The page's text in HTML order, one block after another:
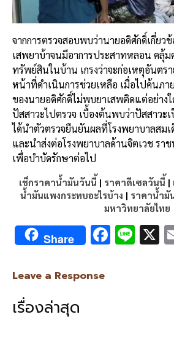
จากการตรวจสอบพบว่านายอดิศักดิ์เกี่ยว
เสพยาบ้าจนมีอาการประสาทหลอน คลุ้ม
ทรัพย์สินในบ้าน เกรงว่าจะก่อเหตุอันตรา
หน้าที่ดำเนินการช่วยเหลือ เมื่อไปค้นภ
ของนายอดิศักดิ์ไม่พบยาเสพติดแต่อย่าง
ปัสสาวะไปตรวจ เบื้องต้นพบว่าปัสสาวะ
ได้นำตัวตรวจยืนยันผลที่โรงพยาบาลสม
และนำส่งต่อโรงพยาบาลด้านจิตเวช ร
เพื่อบำบัดรักษาต่อไป
เช็กราคาน้ำมันวันนี้ | ราคาดีเซลวันนี้ |
น้ำมันแพงกระทบอะไรบ้าง | ราคาน้ำมั
มหาวิทยาลัยไทย
Share F Li X
Leave a Response
เรื่องล่าสุด